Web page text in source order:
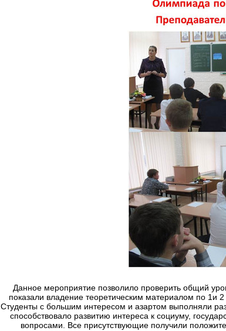
Данное мероприятие позволило проверить общий
показали владение теоретическим материалом по 1и
Студенты с большим интересом и азартом выполняли
способствовало развитию интереса к социуму,
вопросами. Все присутствующие получили